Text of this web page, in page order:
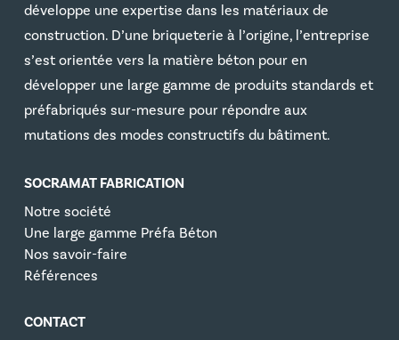
développe une expertise dans les matériaux de
construction. D’une briqueterie à l’origine, l’entreprise
s’est orientée vers la matière béton pour en
développer une large gamme de produits standards et
préfabriqués sur-mesure pour répondre aux
mutations des modes constructifs du bâtiment.
SOCRAMAT FABRICATION
Notre société
Une large gamme Préfa Béton
Nos savoir-faire
Références
CONTACT